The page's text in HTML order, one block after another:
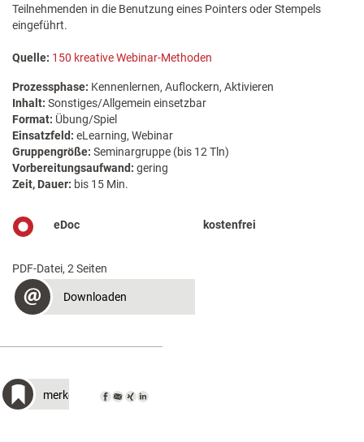
Teilnehmenden in die Benutzung eines Pointers oder Stempels
eingeführt.
Quelle: 150 kreative Webinar-Methoden
Prozessphase: Kennenlernen, Auflockern, Aktivieren
Inhalt: Sonstiges/Allgemein einsetzbar
Format: Übung/Spiel
Einsatzfeld: eLearning, Webinar
Gruppengröße: Seminargruppe (bis 12 Tln)
Vorbereitungsaufwand: gering
Zeit, Dauer: bis 15 Min.
eDoc kostenfrei
PDF-Datei, 2 Seiten
Downloaden
merken